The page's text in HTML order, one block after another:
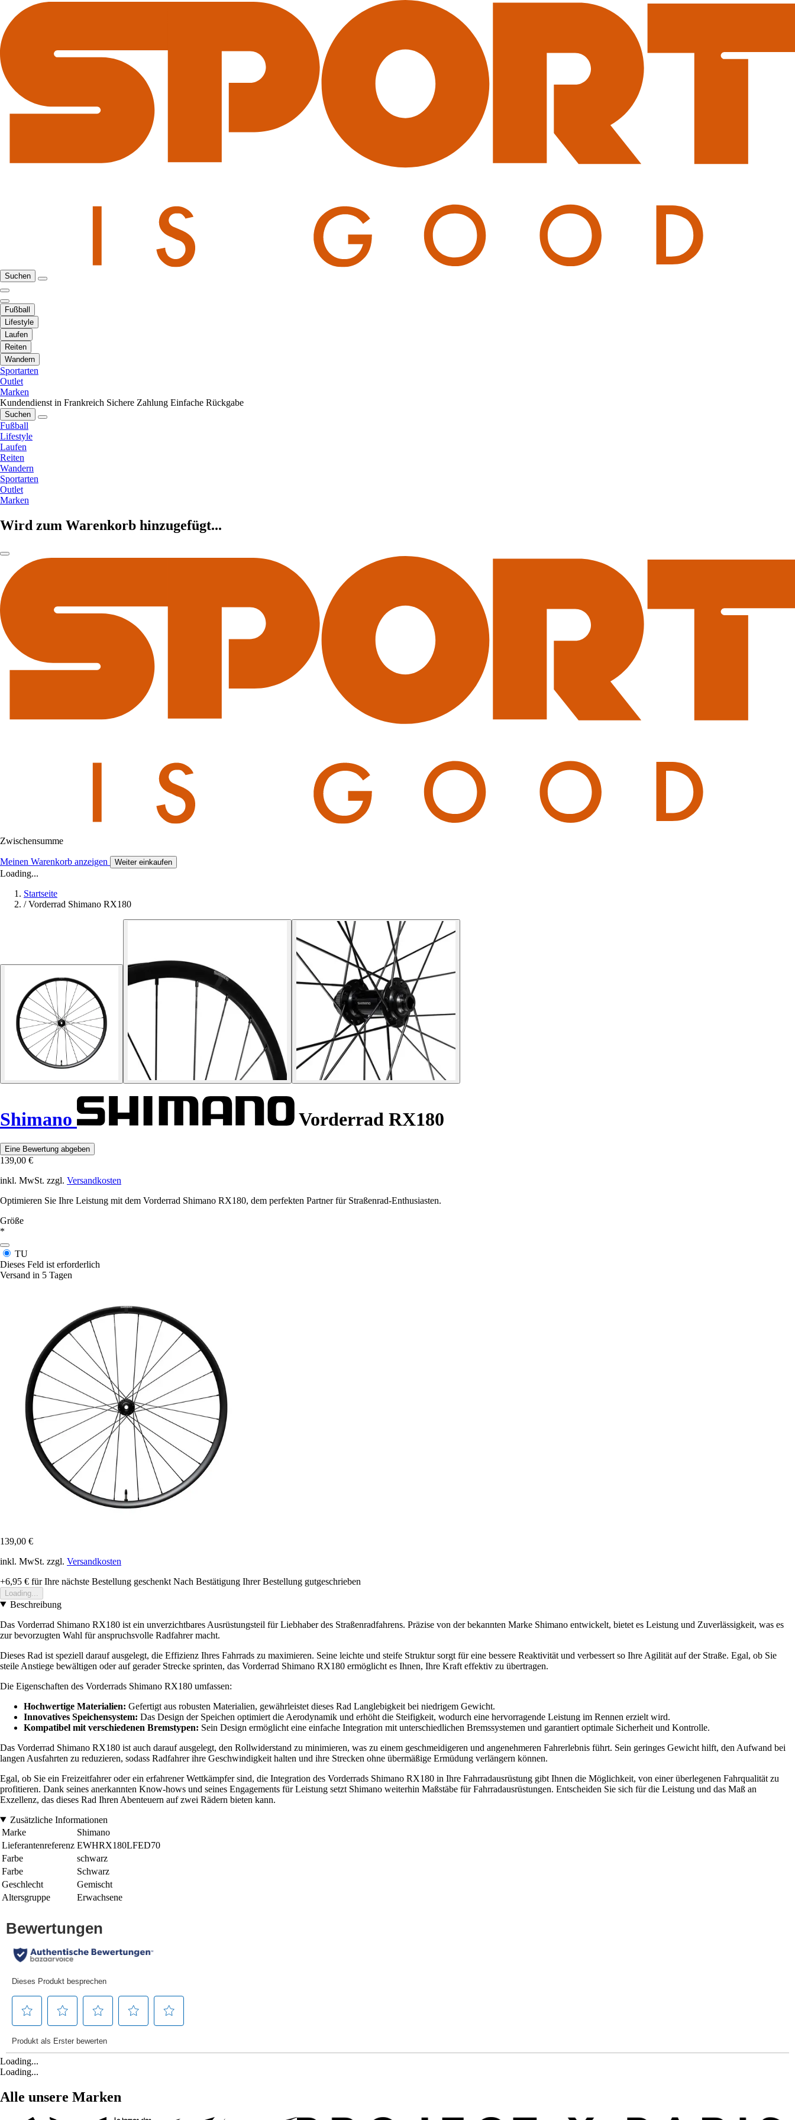
Suchen
Fußball
Lifestyle
Laufen
Reiten
Wandern
Sportarten
Outlet
Marken
Kundendienst in Frankreich Sichere Zahlung Einfache Rückgabe
Suchen
Fußball
Lifestyle
Laufen
Reiten
Wandern
Sportarten
Outlet
Marken
Wird zum Warenkorb hinzugefügt...
Zwischensumme
Meinen Warenkorb anzeigen Weiter einkaufen
Loading...
Startseite
/ Vorderrad Shimano RX180
Shimano Vorderrad RX180
Eine Bewertung abgeben
139,00 €
inkl. MwSt. zzgl. Versandkosten
Optimieren Sie Ihre Leistung mit dem Vorderrad Shimano RX180, dem perfekten Partner für Straßenrad-Enthusiasten.
Größe
*
TU
Dieses Feld ist erforderlich
Versand in 5 Tagen
139,00 €
inkl. MwSt. zzgl. Versandkosten
+6,95 € für Ihre nächste Bestellung geschenkt Nach Bestätigung Ihrer Bestellung gutgeschrieben
Loading...
Beschreibung
Das Vorderrad Shimano RX180 ist ein unverzichtbares Ausrüstungsteil für Liebhaber des Straßenradfahrens. Präzise von der bekannten Marke Shimano entwickelt, bietet es Leistung und Zuverlässigkeit, was es
zur bevorzugten Wahl für anspruchsvolle Radfahrer macht.
Dieses Rad ist speziell darauf ausgelegt, die Effizienz Ihres Fahrrads zu maximieren. Seine leichte und steife Struktur sorgt für eine bessere Reaktivität und verbessert so Ihre Agilität auf der Straße. Egal, ob Sie
steile Anstiege bewältigen oder auf gerader Strecke sprinten, das Vorderrad Shimano RX180 ermöglicht es Ihnen, Ihre Kraft effektiv zu übertragen.
Die Eigenschaften des Vorderrads Shimano RX180 umfassen:
Hochwertige Materialien: Gefertigt aus robusten Materialien, gewährleistet dieses Rad Langlebigkeit bei niedrigem Gewicht.
Innovatives Speichensystem: Das Design der Speichen optimiert die Aerodynamik und erhöht die Steifigkeit, wodurch eine hervorragende Leistung im Rennen erzielt wird.
Kompatibel mit verschiedenen Bremstypen: Sein Design ermöglicht eine einfache Integration mit unterschiedlichen Bremssystemen und garantiert optimale Sicherheit und Kontrolle.
Das Vorderrad Shimano RX180 ist auch darauf ausgelegt, den Rollwiderstand zu minimieren, was zu einem geschmeidigeren und angenehmeren Fahrerlebnis führt. Sein geringes Gewicht hilft, den Aufwand bei
langen Ausfahrten zu reduzieren, sodass Radfahrer ihre Geschwindigkeit halten und ihre Strecken ohne übermäßige Ermüdung verlängern können.
Egal, ob Sie ein Freizeitfahrer oder ein erfahrener Wettkämpfer sind, die Integration des Vorderrads Shimano RX180 in Ihre Fahrradausrüstung gibt Ihnen die Möglichkeit, von einer überlegenen Fahrqualität zu
profitieren. Dank seines anerkannten Know-hows und seines Engagements für Leistung setzt Shimano weiterhin Maßstäbe für Fahrradausrüstungen. Entscheiden Sie sich für die Leistung und das Maß an
Exzellenz, das dieses Rad Ihren Abenteuern auf zwei Rädern bieten kann.
Zusätzliche Informationen
Marke
Shimano
Lieferantenreferenz EWHRX180LFED70
Farbe
schwarz
Farbe
Schwarz
Geschlecht
Gemischt
Altersgruppe
Erwachsene
Loading...
Loading...
Alle unsere Marken